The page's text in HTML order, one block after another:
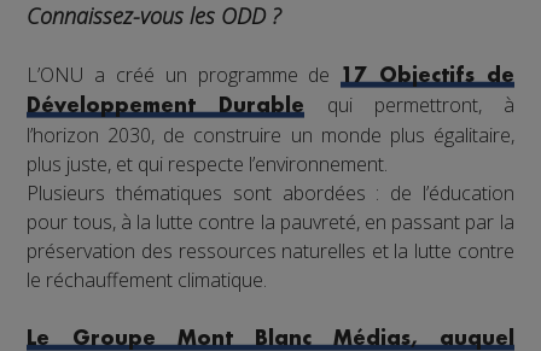
Connaissez-vous les ODD ?
L’ONU a créé un programme de17 Objectifs de
Développement Durable
qui permettront, à
l’horizon 2030, de construire un monde plus égalitaire,
plus juste, et qui respecte l’environnement.
Plusieurs thématiques sont abordées : de l’éducation
pour tous, à la lutte contre la pauvreté, en passant par la
préservation des ressources naturelles et la lutte contre
le réchauffement climatique.
Le Groupe Mont Blanc Médias, auquel